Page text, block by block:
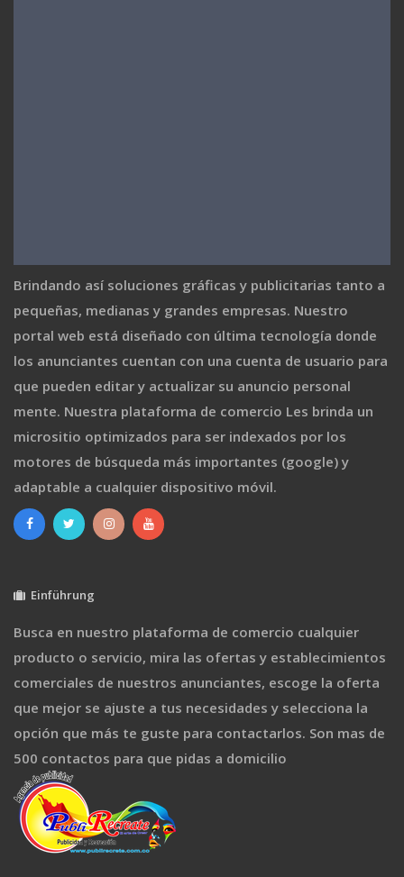
Brindando así soluciones gráficas y publicitarias tanto a
pequeñas, medianas y grandes empresas. Nuestro
portal web está diseñado con última tecnología donde
los anunciantes cuentan con una cuenta de usuario para
que pueden editar y actualizar su anuncio personal
mente. Nuestra plataforma de comercio Les brinda un
micrositio optimizados para ser indexados por los
motores de búsqueda más importantes (google) y
adaptable a cualquier dispositivo móvil.
Einführung
Busca en nuestro plataforma de comercio cualquier
producto o servicio, mira las ofertas y establecimientos
comerciales de nuestros anunciantes, escoge la oferta
que mejor se ajuste a tus necesidades y selecciona la
opción que más te guste para contactarlos. Son mas de
500 contactos para que pidas a domicilio